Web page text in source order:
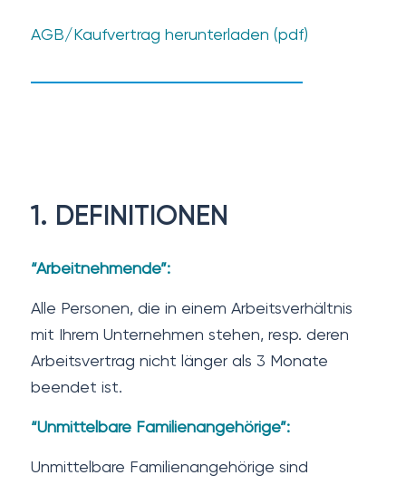
AGB/Kaufvertrag herunterladen (pdf)
1. DEFINITIONEN
“Arbeitnehmende”:
Alle Personen, die in einem Arbeitsverhältnis
mit Ihrem Unternehmen stehen, resp. deren
Arbeitsvertrag nicht länger als 3 Monate
beendet ist.
“Unmittelbare Familienangehörige”:
Unmittelbare Familienangehörige sind